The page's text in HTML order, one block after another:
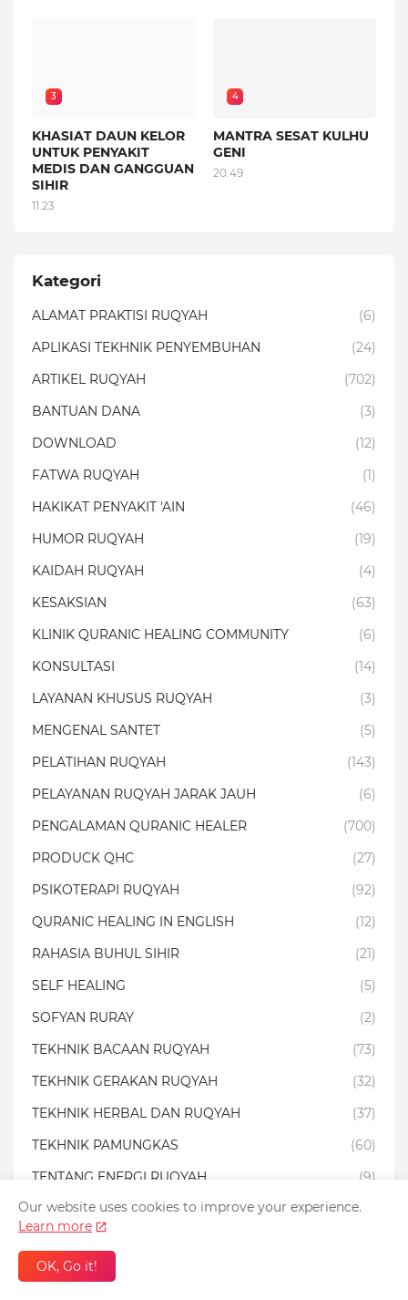
3
KHASIAT DAUN KELOR
UNTUK PENYAKIT
MEDIS DAN GANGGUAN
SIHIR
11.23
4
MANTRA SESAT KULHU
GENI
20.49
Kategori
ALAMAT PRAKTISI RUQYAH
(6)
APLIKASI TEKHNIK PENYEMBUHAN
(24)
ARTIKEL RUQYAH
(702)
BANTUAN DANA
(3)
DOWNLOAD
(12)
FATWA RUQYAH
(1)
HAKIKAT PENYAKIT 'AIN
(46)
HUMOR RUQYAH
(19)
KAIDAH RUQYAH
(4)
KESAKSIAN
(63)
KLINIK QURANIC HEALING COMMUNITY
(6)
KONSULTASI
(14)
LAYANAN KHUSUS RUQYAH
(3)
MENGENAL SANTET
(5)
PELATIHAN RUQYAH
(143)
PELAYANAN RUQYAH JARAK JAUH
(6)
PENGALAMAN QURANIC HEALER
(700)
PRODUCK QHC
(27)
PSIKOTERAPI RUQYAH
(92)
QURANIC HEALING IN ENGLISH
(12)
RAHASIA BUHUL SIHIR
(21)
SELF HEALING
(5)
SOFYAN RURAY
(2)
TEKHNIK BACAAN RUQYAH
(73)
TEKHNIK GERAKAN RUQYAH
(32)
TEKHNIK HERBAL DAN RUQYAH
(37)
TEKHNIK PAMUNGKAS
(60)
TENTANG ENERGI RUQYAH
(9)
VIDEO TERAPI RUQYAH
(29)
Our website uses cookies to improve your experience.
Learn more
OK, Go it!